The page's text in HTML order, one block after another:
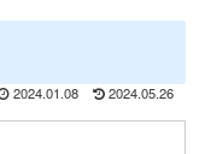
2024.01.08 2024.05.26